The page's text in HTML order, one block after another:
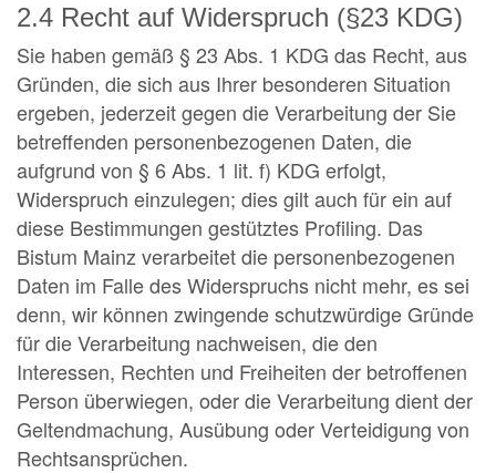
2.4 Recht auf Widerspruch (§23 KDG)
Sie haben gemäß § 23 Abs. 1 KDG das Recht, aus
Gründen, die sich aus Ihrer besonderen Situation
ergeben, jederzeit gegen die Verarbeitung der Sie
betreffenden personenbezogenen Daten, die
aufgrund von § 6 Abs. 1 lit. f) KDG erfolgt,
Widerspruch einzulegen; dies gilt auch für ein auf
diese Bestimmungen gestütztes Profiling. Das
Bistum Mainz verarbeitet die personenbezogenen
Daten im Falle des Widerspruchs nicht mehr, es sei
denn, wir können zwingende schutzwürdige Gründe
für die Verarbeitung nachweisen, die den
Interessen, Rechten und Freiheiten der betroffenen
Person überwiegen, oder die Verarbeitung dient der
Geltendmachung, Ausübung oder Verteidigung von
Rechtsansprüchen.